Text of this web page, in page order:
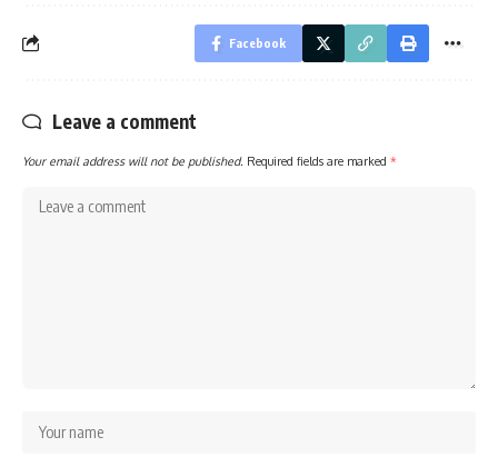
Facebook
Leave a comment
Your email address will not be published. Required fields are marked *